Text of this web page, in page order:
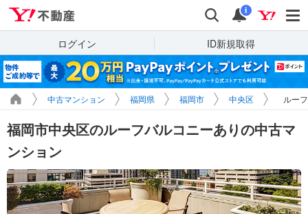
検索 通知
i
ログイン ID新規取得
中古マンション 福岡県 福岡市 中央区 ルー
福岡市中央区のルーフバルコニーありの中古マ
ンション